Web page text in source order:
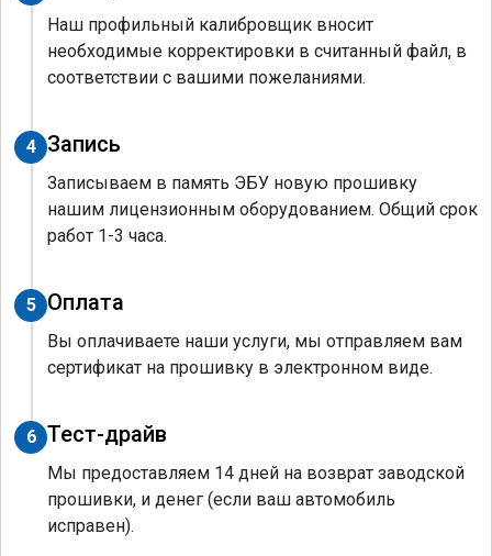
Наш профильный калибровщик вносит
необходимые корректировки в считанный файл, в
соответствии с вашими пожеланиями.
4 Запись
Записываем в память ЭБУ новую прошивку
нашим лицензионным оборудованием. Общий срок
работ 1-3 часа.
5 Оплата
Вы оплачиваете наши услуги, мы отправляем вам
сертификат на прошивку в электронном виде.
6 Тест-драйв
Мы предоставляем 14 дней на возврат заводской
прошивки, и денег (если ваш автомобиль
исправен).